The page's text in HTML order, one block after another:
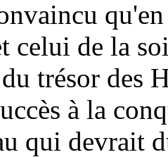
celui de la
trésor des
à la
qui devrait